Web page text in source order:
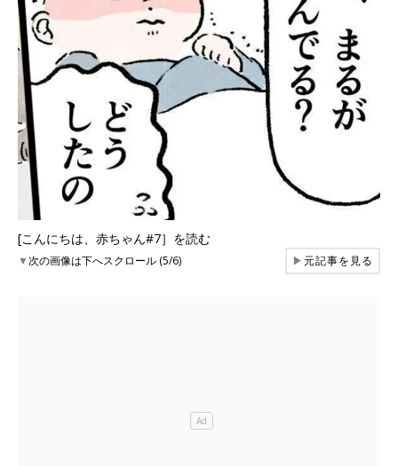
[こんにちは、赤ちゃん#7］を読む
▼次の画像は下へスクロール (5/6) ▶元記事を見る